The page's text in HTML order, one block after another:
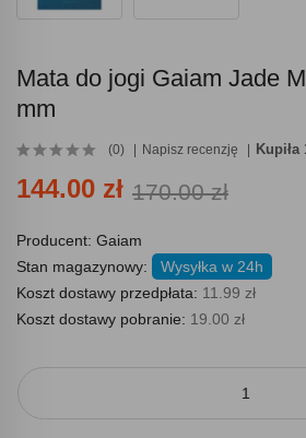
Mata do jogi Gaiam Jade
mm
(0) Napisz recenzję Kupiła
144.00 zł 170.00 zł
Producent: Gaiam
Stan magazynowy:
Wysyłka w 24h
Koszt dostawy przedpłata: 11.99 zł
Koszt dostawy pobranie: 19.00 zł